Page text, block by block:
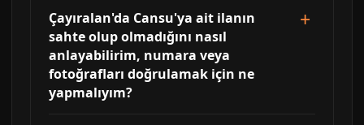
Çayıralan'da Cansu'ya ait ilanın
sahte olup olmadığını nasıl
anlayabilirim, numara veya
fotoğrafları doğrulamak için ne
yapmalıyım?